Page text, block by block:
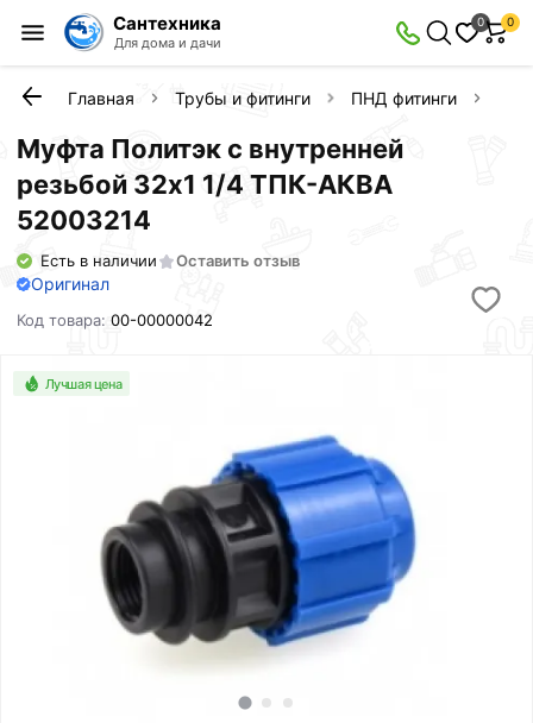
Сантехника
Для дома и дачи
0 0
Главная Трубы и фитинги ПНД фитинги
Муфта Политэк с внутренней
резьбой 32х1 1/4 ТПК-АКВА
52003214
Есть в наличии Оставить отзыв
Оригинал
Код товара:00-00000042
Лучшая цена